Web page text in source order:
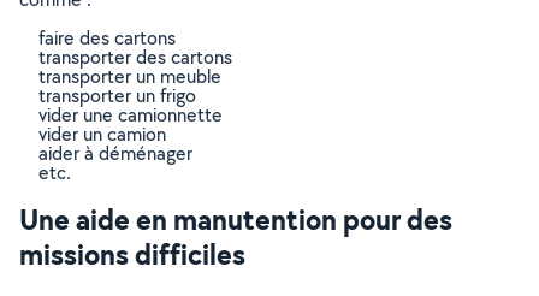
faire des cartons
transporter des cartons
transporter un meuble
transporter un frigo
vider une camionnette
vider un camion
aider à déménager
etc.
Une aide en manutention pour des
missions difficiles